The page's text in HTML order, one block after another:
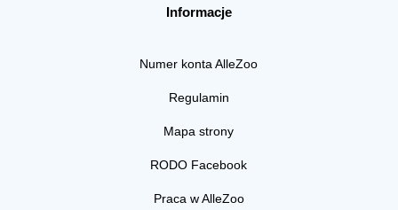
Informacje
Numer konta AlleZoo
Regulamin
Mapa strony
RODO Facebook
Praca w AlleZoo